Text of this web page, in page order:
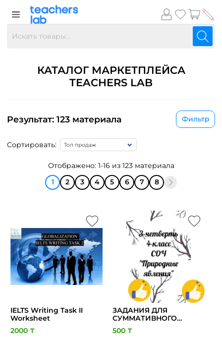
КАТАЛОГ МАРКЕТПЛЕЙСА
TEACHERS LAB
Результат: 123 материала Фильтр
Сортировать:
Отображено: 1-16 из 123 материала
1
2 3 4 5 6 7 8
IELTS Writing Task II
Worksheet
2000 ₸
ЗАДАНИЯ ДЛЯ
СУММАТИВНОГО
ОЦЕНИВАНИЯ ЗА 3
ЧЕТВЕРТЬ В 4 КЛАССЕ
500 ₸